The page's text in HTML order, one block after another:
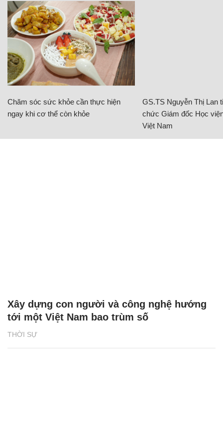
Chăm sóc sức khỏe cần thực hiện
ngay khi cơ thể còn khỏe
GS.TS Nguyễn Thị Lan
chức Giám đốc Học
Việt Nam
THỜI SỰ
Xây dựng con người và công nghệ hướng
tới một Việt Nam bao trùm số